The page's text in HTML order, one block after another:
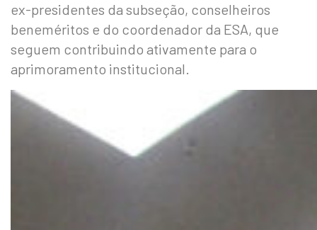
ex-presidentes da subseção, conselheiros
beneméritos e do coordenador da ESA, que
seguem contribuindo ativamente para o
aprimoramento institucional.